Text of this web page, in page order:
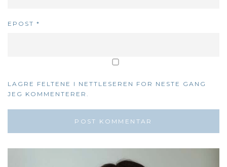
EPOST *
LAGRE FELTENE I NETTLESEREN FOR NESTE GANG
JEG KOMMENTERER.